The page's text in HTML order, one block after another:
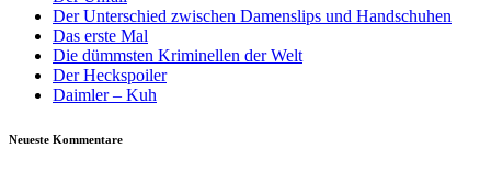
Der Unterschied zwischen Damenslips und Handschuhen
Das erste Mal
Die dümmsten Kriminellen der Welt
Der Heckspoiler
Daimler – Kuh
Neueste Kommentare